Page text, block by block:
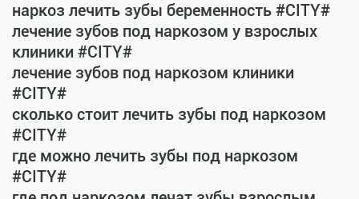
наркоз лечить зубы беременность #CITY#
лечение зубов под наркозом у взрослых
клиники #CITY#
лечение зубов под наркозом клиники
#CITY#
сколько стоит лечить зубы под наркозом
#CITY#
где можно лечить зубы под наркозом
#CITY#